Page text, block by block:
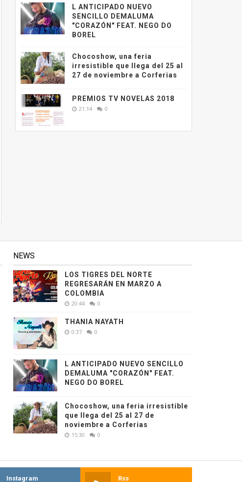
L ANTICIPADO NUEVO
SENCILLO DEMALUMA
"CORAZÓN" FEAT. NEGO DO
BOREL
Chocoshow, una feria
irresistible que llega del 25 al
27 de noviembre a Corferias
PREMIOS TV NOVELAS 2018
21:14 0
NEWS
LOS TIGRES DEL NORTE
REGRESARÁN EN MARZO A
COLOMBIA
20:44 0
THANIA NAYATH
0:37 0
L ANTICIPADO NUEVO SENCILLO
DEMALUMA "CORAZÓN" FEAT.
NEGO DO BOREL
Chocoshow, una feria irresistible
que llega del 25 al 27 de
noviembre a Corferias
15:30 0
Instagram Rss